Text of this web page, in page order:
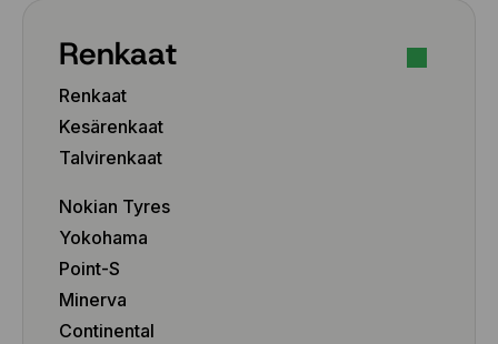
Renkaat
Renkaat
Kesärenkaat
Talvirenkaat
Nokian Tyres
Yokohama
Point-S
Minerva
Continental